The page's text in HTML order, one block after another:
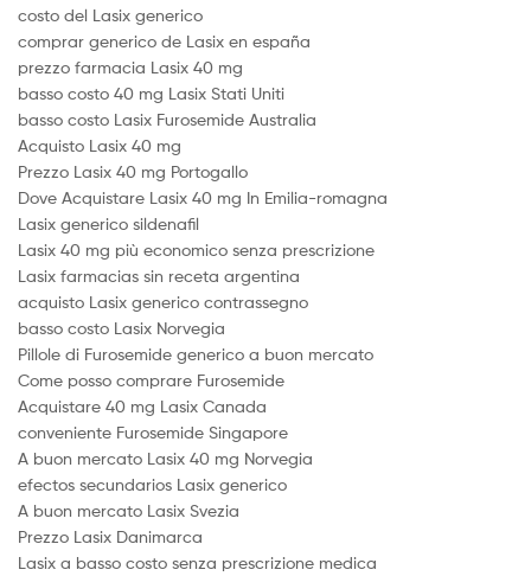
costo del Lasix generico
comprar generico de Lasix en españa
prezzo farmacia Lasix 40 mg
basso costo 40 mg Lasix Stati Uniti
basso costo Lasix Furosemide Australia
Acquisto Lasix 40 mg
Prezzo Lasix 40 mg Portogallo
Dove Acquistare Lasix 40 mg In Emilia-romagna
Lasix generico sildenafil
Lasix 40 mg più economico senza prescrizione
Lasix farmacias sin receta argentina
acquisto Lasix generico contrassegno
basso costo Lasix Norvegia
Pillole di Furosemide generico a buon mercato
Come posso comprare Furosemide
Acquistare 40 mg Lasix Canada
conveniente Furosemide Singapore
A buon mercato Lasix 40 mg Norvegia
efectos secundarios Lasix generico
A buon mercato Lasix Svezia
Prezzo Lasix Danimarca
Lasix a basso costo senza prescrizione medica